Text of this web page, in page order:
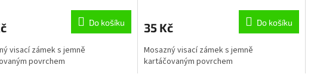
Do košíku
visací zámek s jemně
povrchem
35 Kč Do košíku
Mosazný visací zámek s jemně
kartáčovaným povrchem